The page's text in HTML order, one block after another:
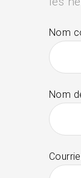
Nom
Nom